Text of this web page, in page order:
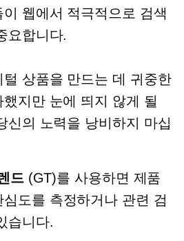
웹에서 적극적으로 검색
요합니다.
털 상품을 만드는 데 귀중한
지만 눈에 띄지 않게 될
신의 노력을 낭비하지 마십
드(GT)를 사용하면 제품
도를 측정하거나 관련 검
습니다.